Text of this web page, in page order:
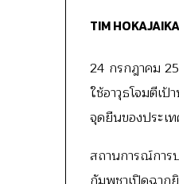
TIM
24 กรกฎาคม
ใช้อาวุธโจมตีเ
จุดยืนของประเ
สถานการณ์การ